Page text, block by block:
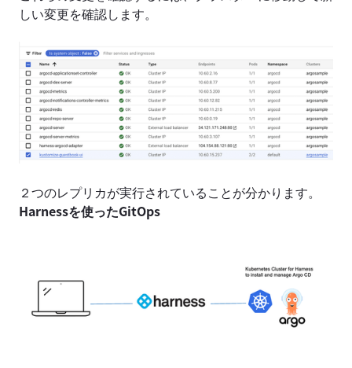
しい変更を確認します。
２つのレプリカが実行されていることが分かります。
Harnessを使ったGitOps